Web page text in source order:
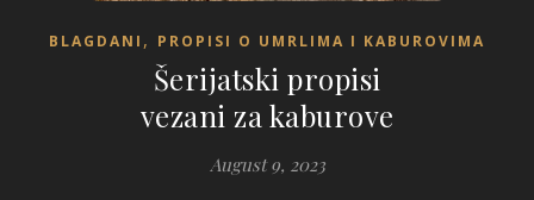
BLAGDANI , PROPISI O UMRLIMA I KABUROVIMA
Šerijatski propisi
vezani za kaburove
August 9, 2023